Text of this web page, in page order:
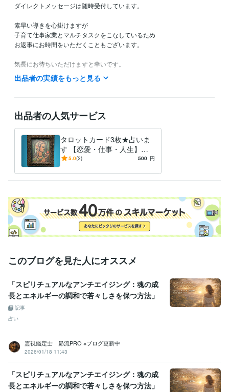
ダイレクトメッセージは随時受付しています。
素早い導きを心掛けますが
子育て仕事家業とマルチタスクをこなしているため
お返事にお時間をいただくこともございます。
気長にお待ちいただけますと幸いです。
ご縁に感謝。
どうぞ宜しくお願いいたします。
出品者の実績をもっと見る
出品者の人気サービス
タロットカード3枚★占いま
す 【恋愛・仕事・人生】過
去・現在・未来の流れをリー
5.0(2) 500 円
このブログを見た人にオススメ
「スピリチュアルなアンチエイジング：魂の成
長とエネルギーの調和で若々しさを保つ方法」
記事
占い
霊視鑑定士 昴流PRO ※ブログ更新中
2026/01/18 11:43
「スピリチュアルなアンチエイジング：魂の成
長とエネルギーの調和で若々しさを保つ方法」